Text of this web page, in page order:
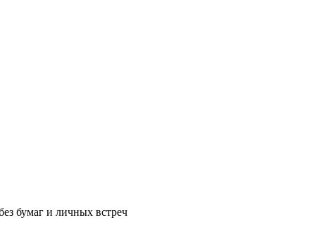
бумаг и личных встреч